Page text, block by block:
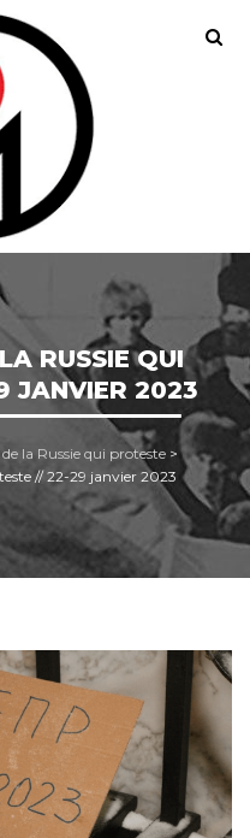
RUSSIE QUI
JANVIER 2023
la Russie qui proteste >
// 22-29 janvier 2023